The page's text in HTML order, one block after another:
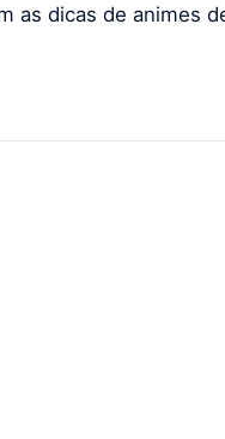
as dicas de animes